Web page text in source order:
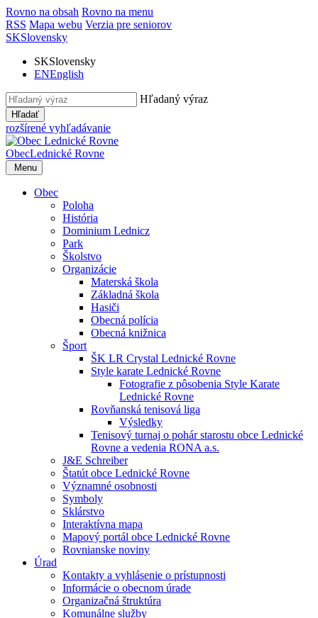
Rovno na obsah Rovno na menu
RSS Mapa webu Verzia pre seniorov
SKSlovensky
SKSlovensky
ENEnglish
Hľadaný výraz
Hľadať
rozšírené vyhľadávanie
ObecLednické Rovne
Menu
Obec
Poloha
História
Dominium Lednicz
Park
Školstvo
Organizácie
Materská škola
Základná škola
Hasiči
Obecná polícia
Obecná knižnica
Šport
ŠK LR Crystal Lednické Rovne
Style karate Lednické Rovne
Fotografie z pôsobenia Style Karate
Lednické Rovne
Rovňanská tenisová liga
Výsledky
Tenisový turnaj o pohár starostu obce Lednické
Rovne a vedenia RONA a.s.
J&E Schreiber
Štatút obce Lednické Rovne
Významné osobnosti
Symboly
Sklárstvo
Interaktívna mapa
Mapový portál obce Lednické Rovne
Rovnianske noviny
Úrad
Kontakty a vyhlásenie o prístupnosti
Informácie o obecnom úrade
Organizačná štruktúra
Komunálne služby